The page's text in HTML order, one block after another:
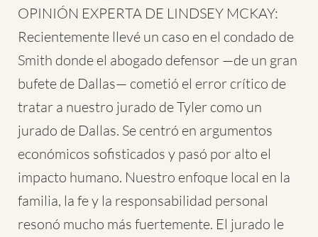
OPINIÓN EXPERTA DE LINDSEY MCKAY:
Recientemente llevé un caso en el condado de
Smith donde el abogado defensor —de un gran
bufete de Dallas— cometió el error crítico de
tratar a nuestro jurado de Tyler como un
jurado de Dallas. Se centró en argumentos
económicos sofisticados y pasó por alto el
impacto humano. Nuestro enfoque local en la
familia, la fe y la responsabilidad personal
resonó mucho más fuertemente. El jurado le